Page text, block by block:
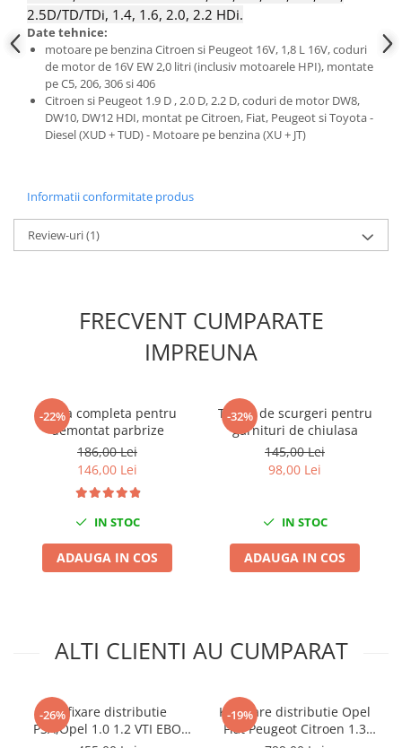
Scule fixare distributie
Alfa romeo
Chevrolet
Chrysler
Fiat
Ford
Jaguar
Nissan
Opel
Skoda
Volkswagen
Scule Pneumatice
2.5D/TD/TDi, 1.4, 1.6, 2.0, 2.2 HDi.
Date tehnice:
motoare pe benzina Citroen si Peugeot 16V, 1,8 L 16V, coduri
de motor de 16V EW 2,0 litri (inclusiv motoarele HPI), montate
pe C5, 206, 306 si 406
Citroen si Peugeot 1.9 D , 2.0 D, 2.2 D, coduri de motor DW8,
DW10, DW12 HDI, montat pe Citroen, Fiat, Peugeot si Toyota -
Diesel (XUD + TUD) - Motoare pe benzina (XU + JT)
Informatii conformitate produs
Review-uri(1)
FRECVENT CUMPARATE
IMPREUNA
-22%
Trusa completa pentru
demontat parbrize
186,00 Lei
146,00 Lei
IN STOC
ADAUGA IN COS
-32%
Tester de scurgeri pentru
garnituri de chiulasa
145,00 Lei
98,00 Lei
IN STOC
ADAUGA IN COS
ALTI CLIENTI AU CUMPARAT
-26%
Kit fixare distributie
PSA,Opel 1.0 1.2 VTI EBO
-19%
Kit fixare distributie Opel
Fiat Peugeot Citroen 1.3